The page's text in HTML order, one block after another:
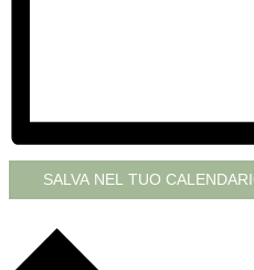
SALVA NEL TUO